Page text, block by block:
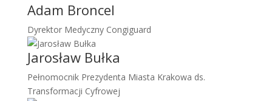
Adam Broncel
Dyrektor Medyczny Congiguard
Jarosław Bułka
Pełnomocnik Prezydenta Miasta Krakowa ds.
Transformacji Cyfrowej